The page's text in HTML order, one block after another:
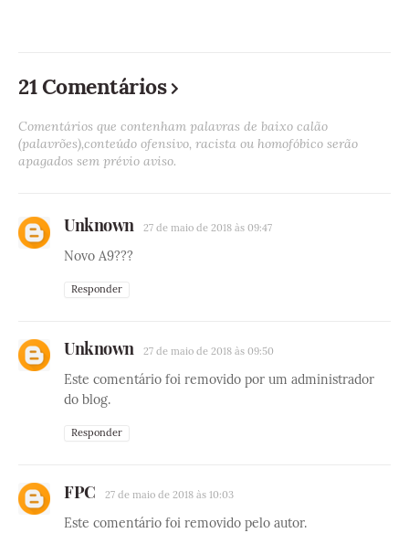
21 Comentários
Comentários que contenham palavras de baixo calão
(palavrões),conteúdo ofensivo, racista ou homofóbico serão
apagados sem prévio aviso.
Unknown 27 de maio de 2018 às 09:47
Novo A9???
Responder
Unknown 27 de maio de 2018 às 09:50
Este comentário foi removido por um administrador
do blog.
Responder
FPC 27 de maio de 2018 às 10:03
Este comentário foi removido pelo autor.